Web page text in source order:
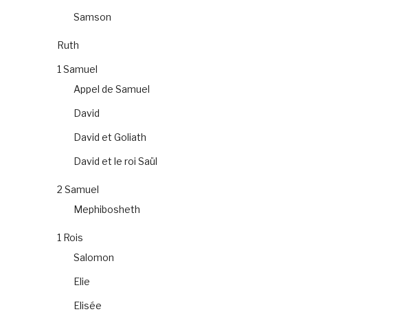
Samson
Ruth
1 Samuel
Appel de Samuel
David
David et Goliath
David et le roi Saül
2 Samuel
Mephibosheth
1 Rois
Salomon
Elie
Elisée